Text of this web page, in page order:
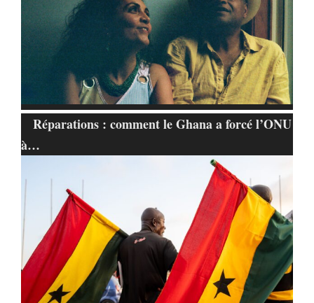
Réparations : comment le Ghana a forcé l’ONU
à…